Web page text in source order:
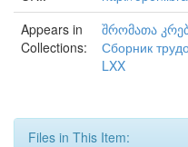
Appears in
Collections:
შრომათა
Сборник
LXX
Files in This Item: